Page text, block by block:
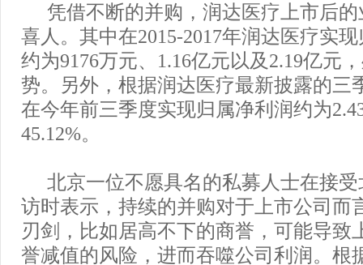
凭借不断的并购，润达医疗上市后
喜人。其中在2015-2017年润达医疗实
约为9176万元、1.16亿元以及2.19亿元
势。另外，根据润达医疗最新披露的三
在今年前三季度实现归属净利润约为
45.12%。
北京一位不愿具名的私募人士在接
访时表示，持续的并购对于上市公司而
刃剑，比如居高不下的商誉，可能导致
誉减值的风险，进而吞噬公司利润。根